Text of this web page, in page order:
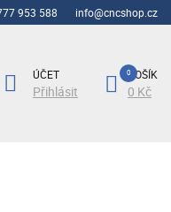
953 588 info@cncshop.cz
ÚČET
Přihlásit
KOŠÍK
0 Kč